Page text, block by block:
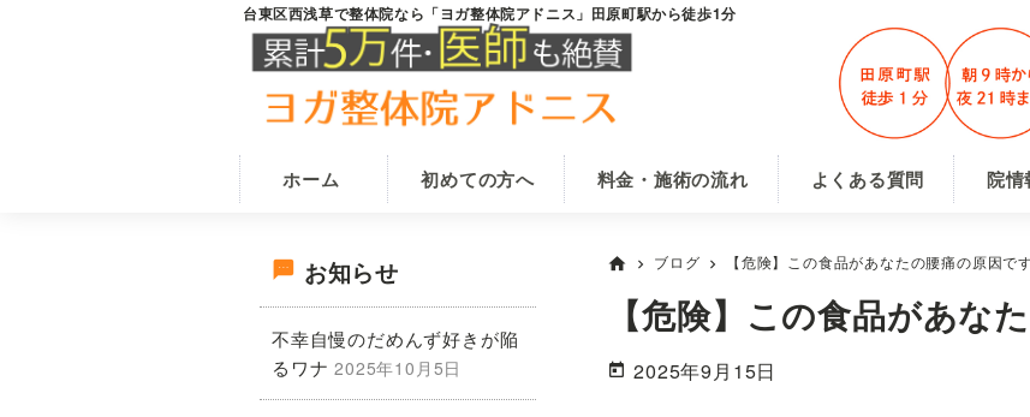
台東区西浅草で整体院なら「ヨガ整体院アドニス」田原町駅から徒歩1分
台
区
草
の
整
体
田
原
か
ら
ホーム 初めての方へ 料金・施術の流れ よくある質問 院情
home chevron_right ブログ chevron_right 【危険】この食品があなたの腰痛の原因で
【危険】この食品があな
2025年9月15日
最
初
の
お知らせ
不幸自慢のだめんず好きが陥
るワナ 2025年10月5日